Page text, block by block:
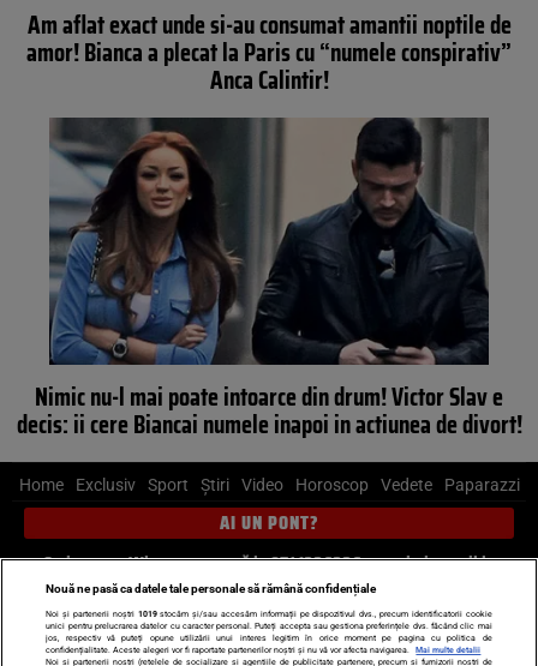
Am aflat exact unde si-au consumat amantii noptile de
amor! Bianca a plecat la Paris cu “numele conspirativ”
Anca Calintir!
Nimic nu-l mai poate intoarce din drum! Victor Slav e
decis: ii cere Biancai numele inapoi in actiunea de divort!
Home Exclusiv Sport Știri Video Horoscop Vedete Paparazzi
AI UN PONT?
Scrie-ne pe Whatsapp, sună la 0741226226 sau trimite mail la
pont@cancan.ro
Știri interne Știri externe Politică
Nouă ne pasă ca datele tale personale să rămână confidențiale
Noi și partenerii noștri 1019stocăm și/sau accesăm informații pe dispozitivul dvs., precum identificatorii cookie
unici pentru prelucrarea datelor cu caracter personal. Puteți accepta sau gestiona preferințele dvs. făcând clic mai
jos, respectiv vă puteți opune utilizării unui interes legitim în orice moment pe pagina cu politica de
confidențialitate. Aceste alegeri vor fi raportate partenerilor noștri și nu vă vor afecta navigarea.
Mai multe detalii
Noi si partenerii nostri (retelele de socializare si agentiile de publicitate partenere, precum si furnizorii nostri de